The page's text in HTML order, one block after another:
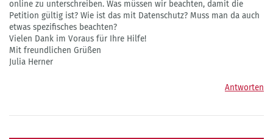
online zu unterschreiben. Was müssen wir beachten, damit die
Petition gültig ist? Wie ist das mit Datenschutz? Muss man da auch
etwas spezifisches beachten?
Vielen Dank im Voraus für Ihre Hilfe!
Mit freundlichen Grüßen
Julia Herner
Antworten